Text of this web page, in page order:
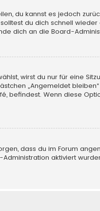
du kannst es jedoch
du dich schnell
dich an die Board-
wirst du nur für eine
„Angemeldet
befindest. Wenn diese
dass du im Forum
aktiviert